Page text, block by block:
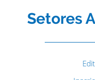
Setores